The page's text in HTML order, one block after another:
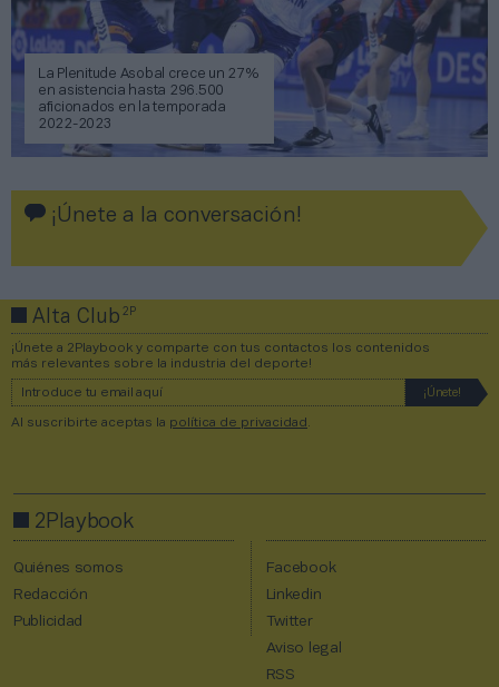
La Plenitude Asobal crece un 27%
en asistencia hasta 296.500
aficionados en la temporada
2022-2023
¡Únete a la conversación!
Alta Club2P
¡Únete a 2Playbook y comparte con tus contactos los contenidos
más relevantes sobre la industria del deporte!
Al suscribirte aceptas la política de privacidad
2Playbook
Quiénes somos
Redacción
Publicidad
Facebook
Linkedin
Twitter
Aviso legal
RSS